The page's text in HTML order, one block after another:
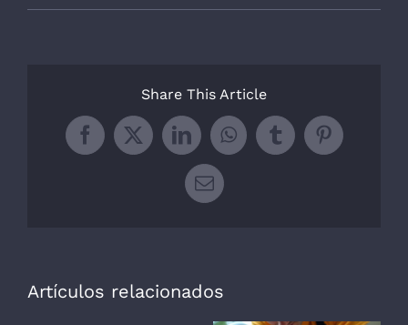
Share This Article
Facebook
X LinkedInWhatsApp
TumblrPinterest
Correo
Artículos relacionados